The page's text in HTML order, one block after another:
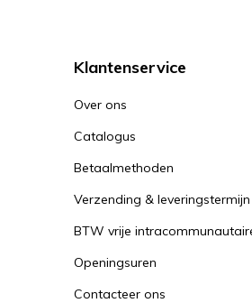
Klantenservice
Over ons
Catalogus
Betaalmethoden
Verzending & leveringstermijn
BTW vrije
Openingsuren
Contacteer ons